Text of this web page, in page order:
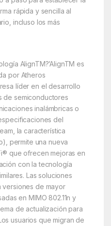
rápida y sencilla al
incluso los más
AlignTM?’AlignTM es
por Atheros
líder en el desarrollo
de semiconductores
inalámbricas o
del
la característica
permite una nueva
que ofrecen mejoras en
con la tecnología
Las soluciones
versiones de mayor
en MIMO 802.11n y
de actualización para
usuarios que migran de